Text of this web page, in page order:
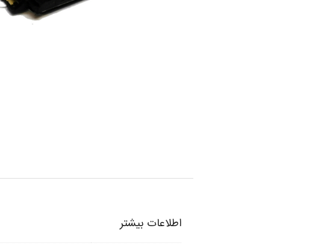
اطلاعات بیشتر